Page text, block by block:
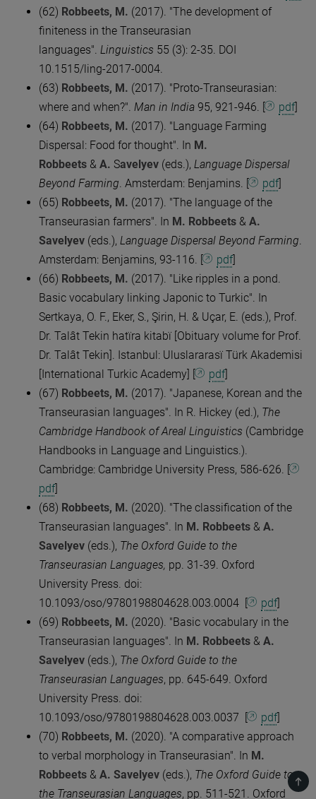
(62) Robbeets, M. (2017). "The development of
finiteness in the Transeurasian
languages". Linguistics 55 (3): 2-35. DOI
10.1515/ling-2017-0004.
(63) Robbeets, M. (2017). "Proto-Transeurasian:
where and when?". Man in India 95, 921-946. [ pdf]
(64) Robbeets, M. (2017). "Language Farming
Dispersal: Food for thought". In M.
Robbeets & A. Savelyev (eds.), Language Dispersal
Beyond Farming . Amsterdam: Benjamins. [ pdf]
(65) Robbeets, M. (2017). "The language of the
Transeurasian farmers". In M. Robbeets & A.
Savelyev (eds.), Language Dispersal Beyond Farming
Amsterdam: Benjamins, 93-116. [
pdf]
(66) Robbeets, M. (2017). "Like ripples in a pond.
Basic vocabulary linking Japonic to Turkic". In
Sertkaya, O. F., Eker, S., Şirin, H. & Uçar, E. (eds.), Prof.
Dr. Talât Tekin hatïra kitabï [Obituary volume for Prof.
Dr. Talât Tekin]. Istanbul: Uluslararasï Türk Akademisi
[International Turkic Academy] [
pdf]
(67) Robbeets, M. (2017). "Japanese, Korean and the
Transeurasian languages". In R. Hickey (ed.), The
Cambridge Handbook of Areal Linguistics (Cambridge
Handbooks in Language and Linguistics.).
Cambridge: Cambridge University Press, 586-626. [
pdf]
(68) Robbeets, M. (2020). "The classification of the
Transeurasian languages". In M. Robbeets & A.
Savelyev (eds.), The Oxford Guide to the
Transeurasian Languages, pp. 31-39. Oxford
University Press. doi:
10.1093/oso/9780198804628.003.0004 [
pdf]
(69) Robbeets, M. (2020). "Basic vocabulary in the
Transeurasian languages". In M. Robbeets & A.
Savelyev (eds.), The Oxford Guide to the
Transeurasian Languages, pp. 645-649. Oxford
University Press. doi:
10.1093/oso/9780198804628.003.0037 [
pdf]
(70) Robbeets, M. (2020). "A comparative approach
to verbal morphology in Transeurasian". In M.
Robbeets & A. Savelyev (eds.), The Oxford Guide to
the Transeurasian Languages, pp. 511-521. Oxford
TOP